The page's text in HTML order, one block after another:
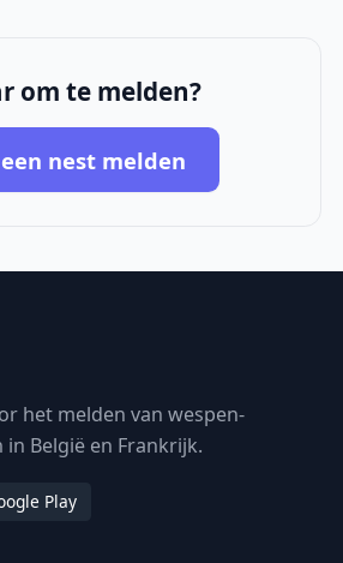
om te melden?
nest melden
het melden van wespen-
België en Frankrijk.
Play